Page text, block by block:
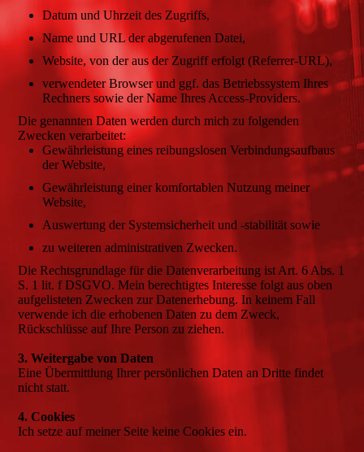
Datum und Uhrzeit des Zugriffs,
Name und URL der abgerufenen Datei,
Website, von der aus der Zugriff erfolgt (Referrer-URL),
verwendeter Browser und ggf. das Betriebssystem Ihres
Rechners sowie der Name Ihres Access-Providers.
Die genannten Daten werden durch mich zu folgenden
Zwecken verarbeitet:
Gewährleistung eines reibungslosen Verbindungsaufbaus
der Website,
Gewährleistung einer komfortablen Nutzung meiner
Website,
Auswertung der Systemsicherheit und -stabilität sowie
zu weiteren administrativen Zwecken.
Die Rechtsgrundlage für die Datenverarbeitung ist Art. 6 Abs. 1
S. 1 lit. f DSGVO. Mein berechtigtes Interesse folgt aus oben
aufgelisteten Zwecken zur Datenerhebung. In keinem Fall
verwende ich die erhobenen Daten zu dem Zweck,
Rückschlüsse auf Ihre Person zu ziehen.
3. Weitergabe von Daten
Eine Übermittlung Ihrer persönlichen Daten an Dritte findet
nicht statt.
4. Cookies
Ich setze auf meiner Seite keine Cookies ein.